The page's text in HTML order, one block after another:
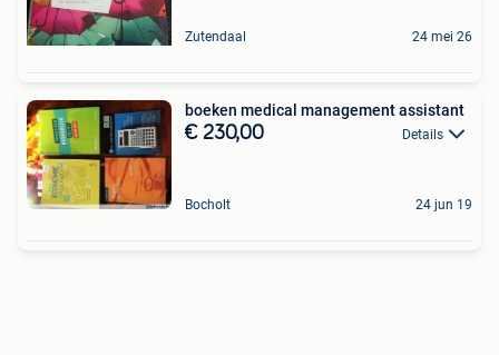
Zutendaal 24 mei 26
boeken medical management assistant
€ 230,00 Details
Bocholt 24 jun 19